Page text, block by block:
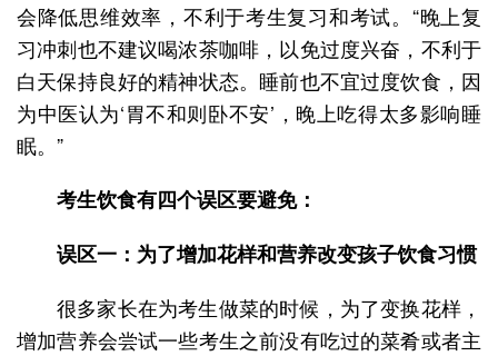
会降低思维效率，不利于考生复习和考试。“晚上复
习冲刺也不建议喝浓茶咖啡，以免过度兴奋，不利于
白天保持良好的精神状态。睡前也不宜过度饮食，因
为中医认为‘胃不和则卧不安’，晚上吃得太多影响睡
眠。”
考生饮食有四个误区要避免：
误区一：为了增加花样和营养改变孩子饮食习惯
很多家长在为考生做菜的时候，为了变换花样，
增加营养会尝试一些考生之前没有吃过的菜肴或者主